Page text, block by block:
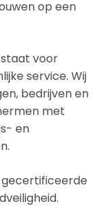
op een
voor
service. Wij
bedrijven en
met
en
gecertificeerde